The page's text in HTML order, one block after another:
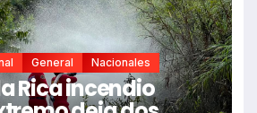
General Nacionales
Rica incendio